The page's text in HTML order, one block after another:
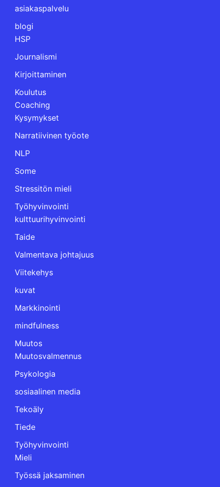
asiakaspalvelu
blogi
HSP
Journalismi
Kirjoittaminen
Koulutus
Coaching
Kysymykset
Narratiivinen työote
NLP
Some
Stressitön mieli
Työhyvinvointi
kulttuurihyvinvointi
Taide
Valmentava johtajuus
Viitekehys
kuvat
Markkinointi
mindfulness
Muutos
Muutosvalmennus
Psykologia
sosiaalinen media
Tekoäly
Tiede
Työhyvinvointi
Mieli
Työssä jaksaminen